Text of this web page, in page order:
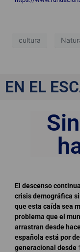
cultura
Sin niños
EN EL
El descenso
crisis demográfica
que esta caída sea
problema que el
arrastran desde
española está por
generacional desde